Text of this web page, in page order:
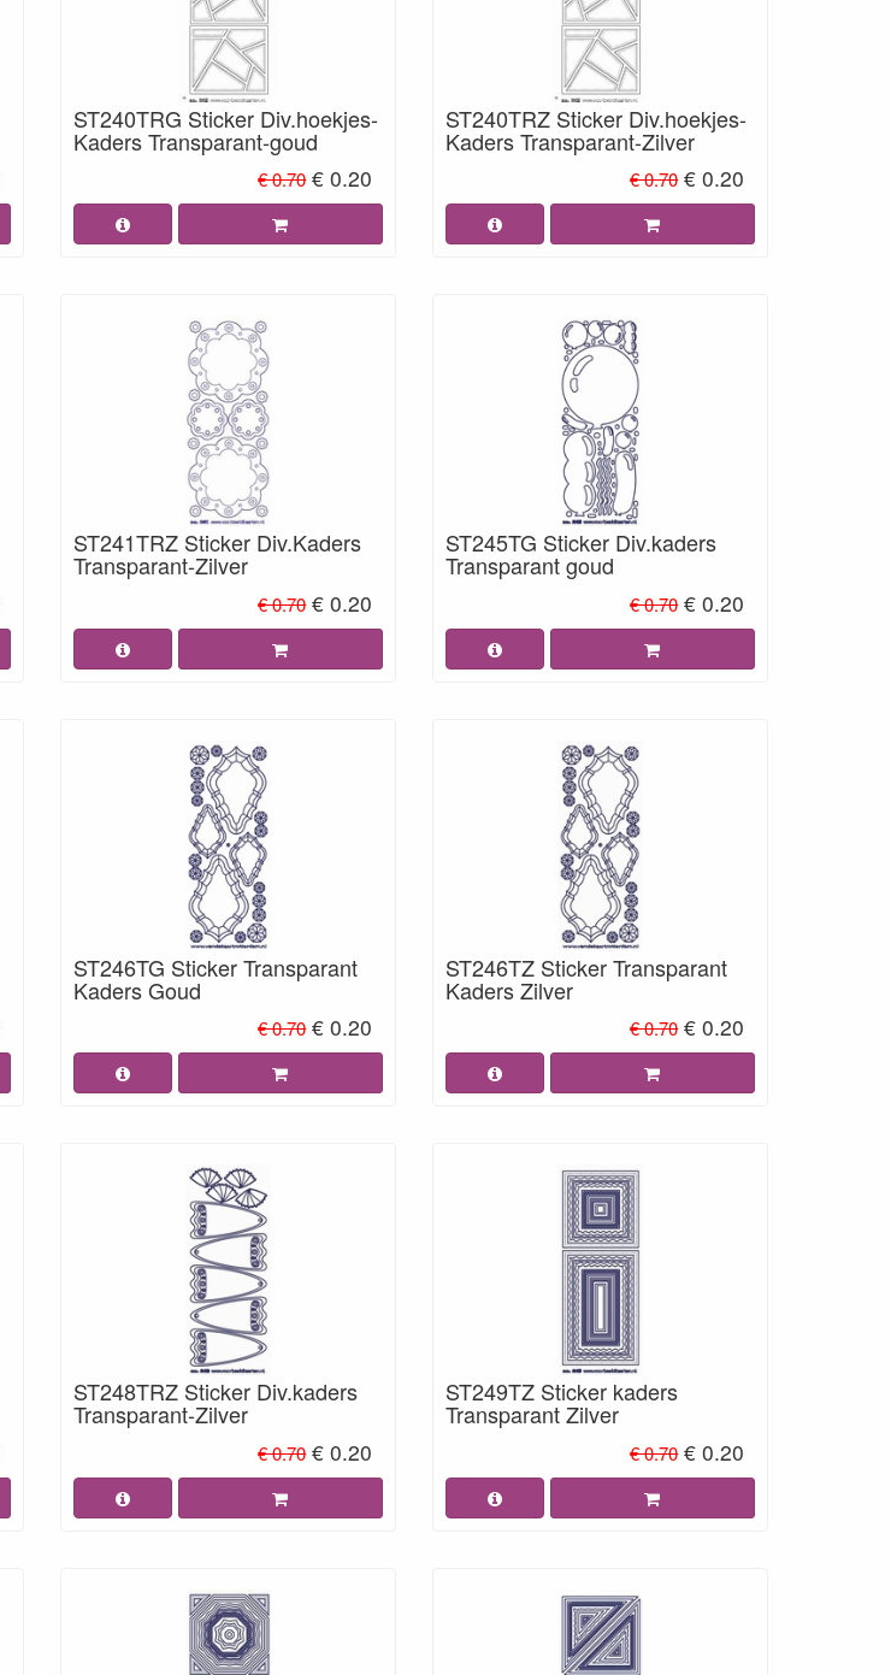
ST240TRG Sticker Div.hoekjes-
Kaders Transparant-goud
€ 0.70 € 0.20
ST240TRZ Sticker Div.hoekjes-
Kaders Transparant-Zilver
€ 0.70 € 0.20
ST241TRZ Sticker Div.Kaders
Transparant-Zilver
€ 0.70 € 0.20
ST245TG Sticker Div.kaders
Transparant goud
€ 0.70 € 0.20
ST246TG Sticker Transparant
Kaders Goud
€ 0.70 € 0.20
ST246TZ Sticker Transparant
Kaders Zilver
€ 0.70 € 0.20
ST248TRZ Sticker Div.kaders
Transparant-Zilver
€ 0.70 € 0.20
ST249TZ Sticker kaders
Transparant Zilver
€ 0.70 € 0.20